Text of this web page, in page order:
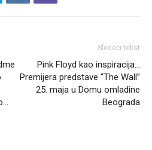
Sledeći tekst
Pink Floyd kao inspiracija…
Premijera predstave “The Wall”
25. maja u Domu omladine
Beograda